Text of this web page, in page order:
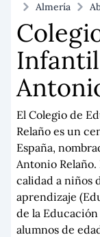
Almería
El Colegio de
Relaño es un
España,
Antonio
calidad a niños
aprendizaje
de la
alumnos de